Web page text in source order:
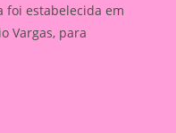
foi estabelecida em
Vargas, para